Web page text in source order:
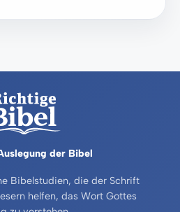
der Bibel
Bibelstudien, die der Schrift
helfen, das Wort Gottes